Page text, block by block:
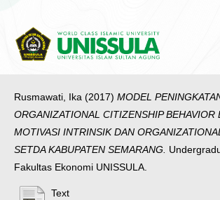
Rusmawati, Ika (2017) MODEL
ORGANIZATIONAL CITIZENSHIP BEHAVIOR
MOTIVASI INTRINSIK DAN
SETDA KABUPATEN SEMARANG.
Fakultas Ekonomi UNISSULA.
Text